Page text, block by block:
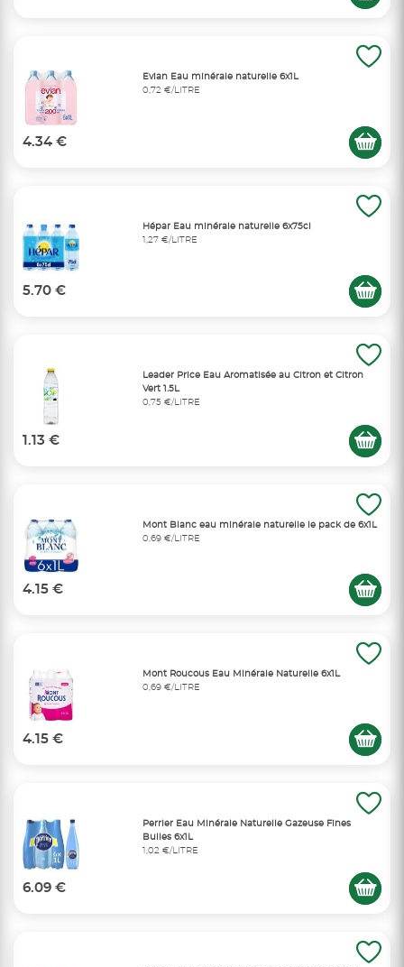
Evian Eau minérale naturelle 6x1L
0,72 €/LITRE
4.34 €
Hépar Eau minérale naturelle 6x75cl
1,27 €/LITRE
5.70 €
Leader Price Eau Aromatisée au Citron et Citron
Vert 1.5L
0,75 €/LITRE
1.13 €
Mont Blanc eau minérale naturelle le pack de 6x1L
0,69 €/LITRE
4.15 €
Mont Roucous Eau Minérale Naturelle 6x1L
0,69 €/LITRE
4.15 €
Perrier Eau Minérale Naturelle Gazeuse Fines
Bulles 6x1L
1,02 €/LITRE
6.09 €